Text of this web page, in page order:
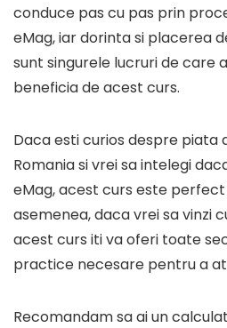
conduce pas cu pas prin
eMag, iar dorinta si placerea
sunt singurele lucruri de care
beneficia de acest curs.
Daca esti curios despre piata
Romania si vrei sa intelegi
eMag, acest curs este
asemenea, daca vrei sa vinzi
acest curs iti va oferi toate
practice necesare pentru a
Recomandam sa ai un